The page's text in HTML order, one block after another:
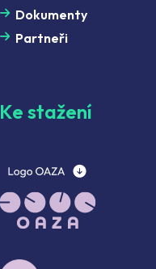
Dokumenty
Partneři
Ke stažení